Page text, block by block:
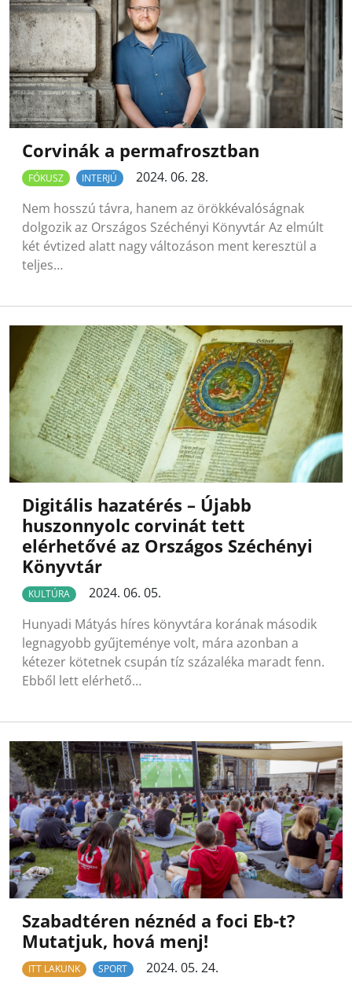
Corvinák a permafrosztban
FÓKUSZ INTERJÚ
2024. 06. 28.
Nem hosszú távra, hanem az örökkévalóságnak
dolgozik az Országos Széchényi Könyvtár Az elmúlt
két évtized alatt nagy változáson ment keresztül a
teljes…
Digitális hazatérés – Újabb
huszonnyolc corvinát tett
elérhetővé az Országos Széchényi
Könyvtár
KULTÚRA
2024. 06. 05.
Hunyadi Mátyás híres könyvtára korának második
legnagyobb gyűjteménye volt, mára azonban a
kétezer kötetnek csupán tíz százaléka maradt fenn.
Ebből lett elérhető…
Szabadtéren néznéd a foci Eb-t?
Mutatjuk, hová menj!
ITT LAKUNK SPORT 2024. 05. 24.